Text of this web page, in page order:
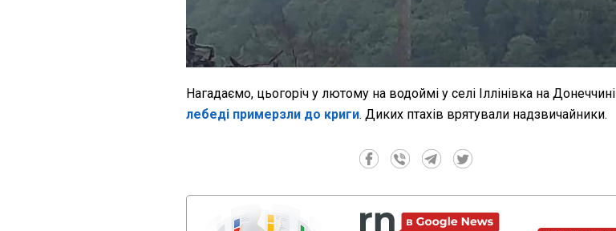
Нагадаємо, цьогоріч у лютому на водоймі у селі Іллінівка на Донеччині
лебеді примерзли до криги. Диких птахів врятували надзвичайники.